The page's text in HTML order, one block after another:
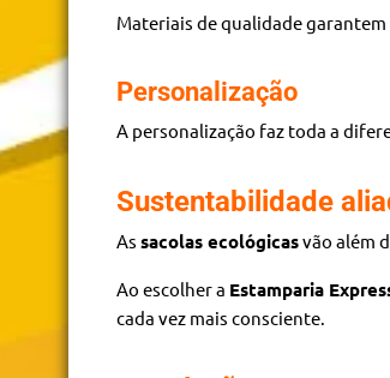
Materiais de qualidade
Personalização
A personalização faz toda a
Sustentabilidade
As sacolas ecológicasvão além
Ao escolher a Estamparia
cada vez mais consciente.